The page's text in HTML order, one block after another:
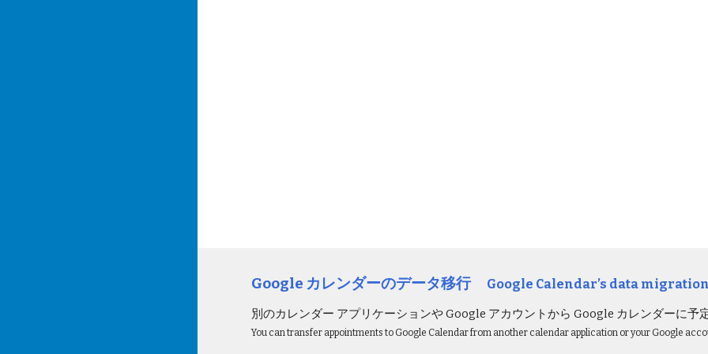
Google カレンダーのデータ移行 Google Calendar’s data migration
別のカレンダー アプリケーションや Google アカウントから Google カレンダーに予
You can transfer appointments to Google Calendar from another calendar application or your Google